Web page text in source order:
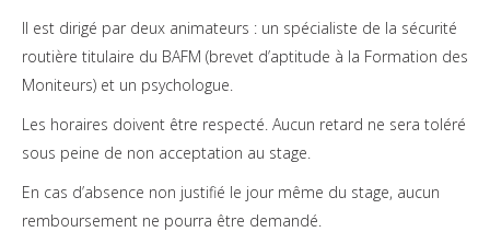
Il est dirigé par deux animateurs : un spécialiste de la sécurité
routière titulaire du BAFM (brevet d’aptitude à la Formation des
Moniteurs) et un psychologue.
Les horaires doivent être respecté. Aucun retard ne sera toléré
sous peine de non acceptation au stage.
En cas d’absence non justifié le jour même du stage, aucun
remboursement ne pourra être demandé.